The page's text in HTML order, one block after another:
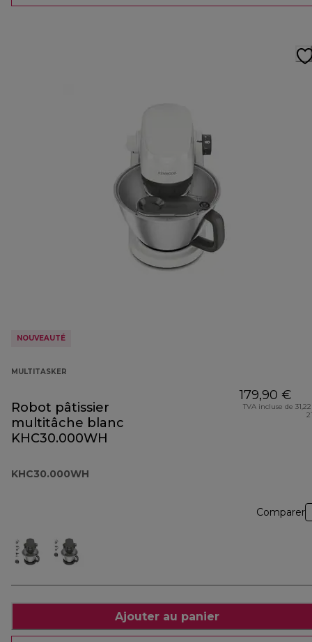
NOUVEAUTÉ
MULTITASKER
Robot pâtissier
multitâche blanc
KHC30.000WH
KHC30.000WH
179,90 €
TVA incluse de
Comparer
Ajouter au panier